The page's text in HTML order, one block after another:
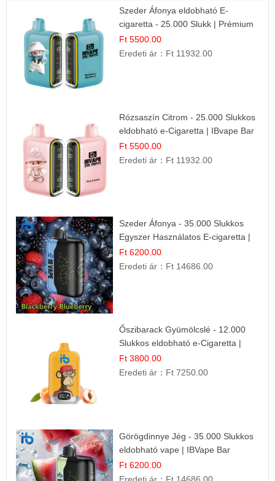
Szeder Áfonya eldobható E-
cigaretta - 25.000 Slukk | Prémium
Gyümölcs Íz
Ft 5500.00
Eredeti ár： Ft 11932.00
Rózsaszín Citrom - 25.000 Slukkos
eldobható e-Cigaretta | IBvape Bar
Ft 5500.00
Eredeti ár： Ft 11932.00
Szeder Áfonya - 35.000 Slukkos
Egyszer Használatos E-cigaretta |
Prémium Ízélmény
Ft 6200.00
Eredeti ár： Ft 14686.00
Őszibarack Gyümölcslé - 12.000
Slukkos eldobható e-Cigaretta |
Friss Gyümölcs Íz
Ft 3800.00
Eredeti ár： Ft 7250.00
Görögdinnye Jég - 35.000 Slukkos
eldobható vape | IBVape Bar
Frissítő Nyári Íz
Ft 6200.00
Eredeti ár： Ft 14686.00